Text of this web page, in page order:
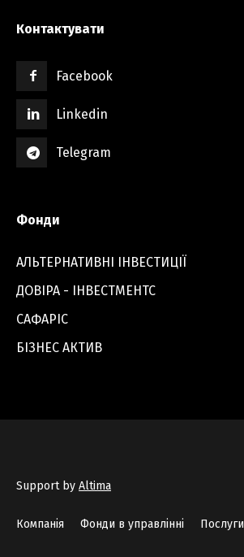
Контактувати
Facebook
Linkedin
Telegram
Фонди
АЛЬТЕРНАТИВНІ ІНВЕСТИЦІЇ
ДОВІРА - ІНВЕСТМЕНТС
САФАРІС
БІЗНЕС АКТИВ
Support by Altima
Компанія Фонди в управлінні Послуги